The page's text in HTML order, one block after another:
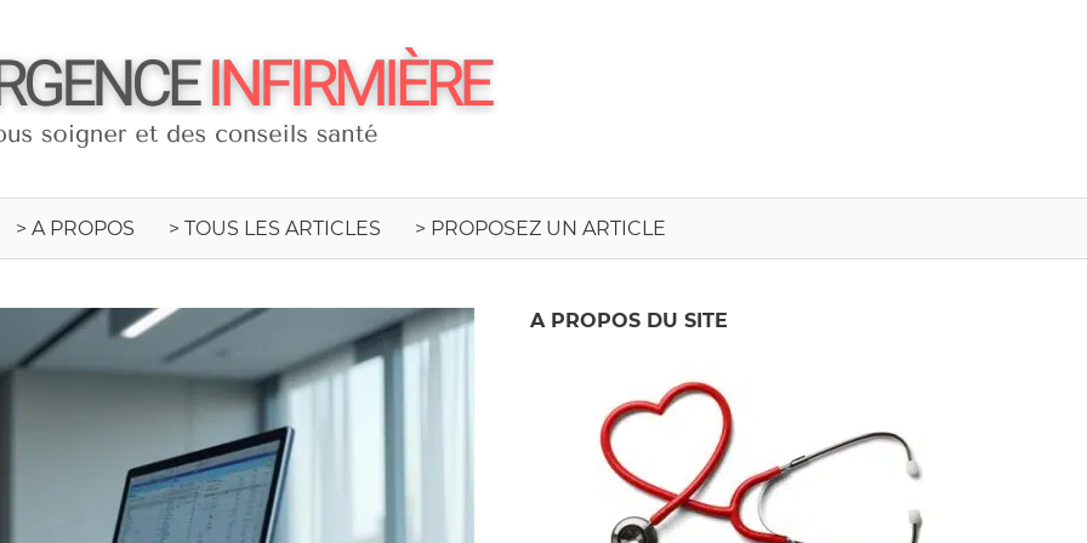
> A PROPOS > TOUS LES ARTICLES > PROPOSEZ UN ARTICLE
A PROPOS DU SITE